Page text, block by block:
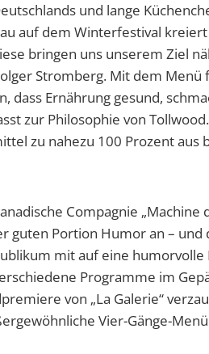
und lange
auf dem Winterfestival
bringen uns unserem Ziel
Stromberg. Mit dem
dass Ernährung gesund,
zur Philosophie von
zu nahezu 100 Prozent aus
Compagnie „Machine
guten Portion Humor an –
mit auf eine
Programme im
von „La Galerie“
Vier-Gänge-